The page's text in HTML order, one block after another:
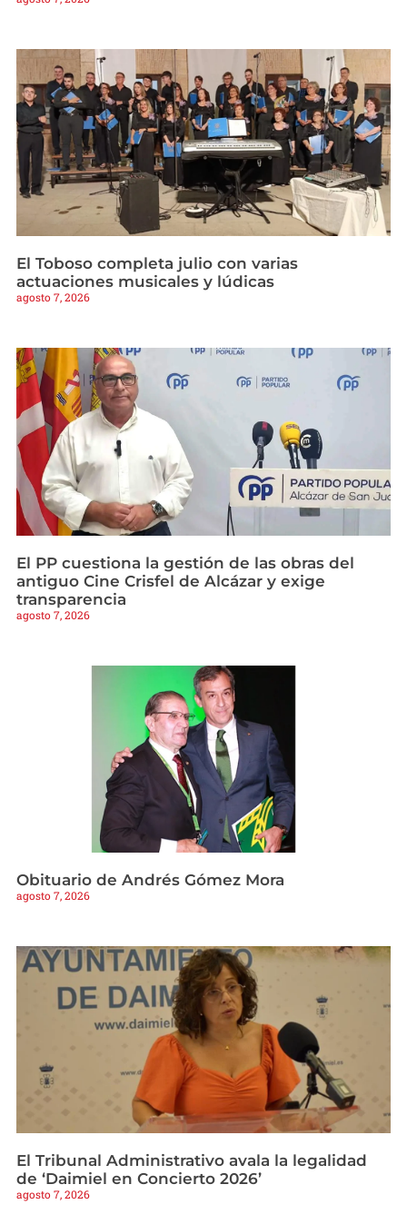
El Toboso completa julio con varias
actuaciones musicales y lúdicas
agosto 7, 2026
El PP cuestiona la gestión de las obras del
antiguo Cine Crisfel de Alcázar y exige
transparencia
agosto 7, 2026
Obituario de Andrés Gómez Mora
agosto 7, 2026
El Tribunal Administrativo avala la legalidad
de ‘Daimiel en Concierto 2026’
agosto 7, 2026